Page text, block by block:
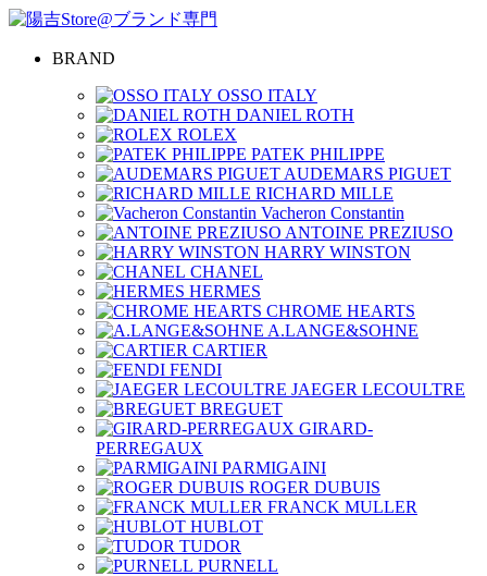
BRAND
OSSO ITALY
DANIEL ROTH
ROLEX
PATEK PHILIPPE
AUDEMARS PIGUET
RICHARD MILLE
Vacheron Constantin
ANTOINE PREZIUSO
HARRY WINSTON
CHANEL
HERMES
CHROME HEARTS
A.LANGE&SOHNE
CARTIER
FENDI
JAEGER LECOULTRE
BREGUET
GIRARD-
PERREGAUX
PARMIGAINI
ROGER DUBUIS
FRANCK MULLER
HUBLOT
TUDOR
PURNELL